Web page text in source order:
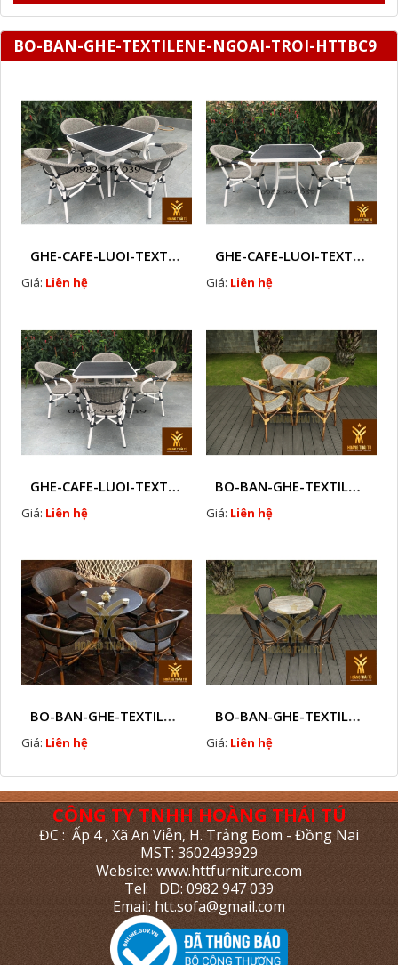
BO-BAN-GHE-TEXTILENE-NGOAI-TROI-HTTBC9
GHE-CAFE-LUOI-TEXTILENE-NGOAI-TROI-M3
Giá: Liên hệ
GHE-CAFE-LUOI-TEXTILENE-NGOAI-TROI-M 2
Giá: Liên hệ
GHE-CAFE-LUOI-TEXTILENE-NGOAI-TROI-M 1
Giá: Liên hệ
BO-BAN-GHE-TEXTILENE-NGOAI-TROI-HTTBC2
Giá: Liên hệ
BO-BAN-GHE-TEXTILENE-NGOAI-TROI-HTTBC3
Giá: Liên hệ
BO-BAN-GHE-TEXTILENE-NGOAI-TROI-HTTBC4
Giá: Liên hệ
CÔNG TY TNHH HOÀNG THÁI TÚ
ĐC : Ấp 4 , Xã An Viễn, H. Trảng Bom - Đồng Nai
MST: 3602493929
Website: www.httfurniture.com
Tel: DD: 0982 947 039
Email: htt.sofa@gmail.com